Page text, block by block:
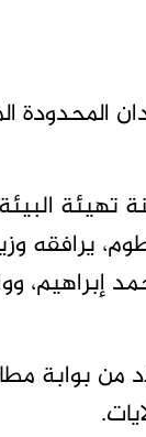
المحدودة
يرافقه
إبراهيم،
من بوابة